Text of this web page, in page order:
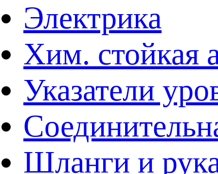
Электрика
Хим. стойкая
Указатели
Шланги и